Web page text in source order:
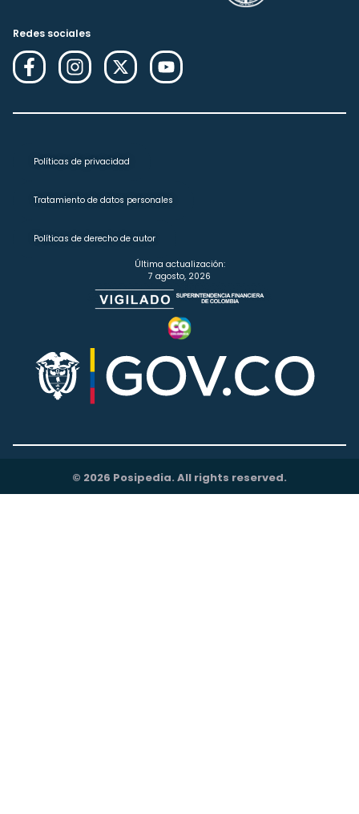
Redes sociales
Políticas de privacidad
Tratamiento de datos personales
Políticas de derecho de autor
Última actualización:
7 agosto, 2026
© 2026 Posipedia. All rights reserved.